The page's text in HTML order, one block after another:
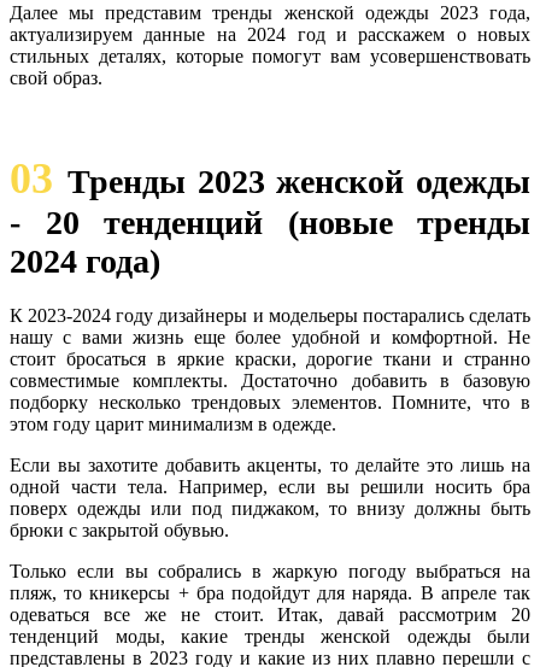
Далее мы представим тренды женской одежды 2023 года,
актуализируем данные на 2024 год и расскажем о новых
стильных деталях, которые помогут вам усовершенствовать
свой образ.
03 Тренды 2023 женской одежды
- 20 тенденций (новые тренды
2024 года)
К 2023-2024 году дизайнеры и модельеры постарались сделать
нашу с вами жизнь еще более удобной и комфортной. Не
стоит бросаться в яркие краски, дорогие ткани и странно
совместимые комплекты. Достаточно добавить в базовую
подборку несколько трендовых элементов. Помните, что в
этом году царит минимализм в одежде.
Если вы захотите добавить акценты, то делайте это лишь на
одной части тела. Например, если вы решили носить бра
поверх одежды или под пиджаком, то внизу должны быть
брюки с закрытой обувью.
Только если вы собрались в жаркую погоду выбраться на
пляж, то кникерсы + бра подойдут для наряда. В апреле так
одеваться все же не стоит. Итак, давай рассмотрим 20
тенденций моды, какие тренды женской одежды были
представлены в 2023 году и какие из них плавно перешли с